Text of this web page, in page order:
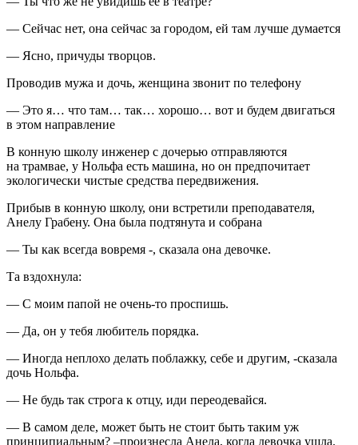
— Сейчас нет, она сейчас за городом, ей там лучше думается
— Ясно, причуды творцов.
Проводив мужа и дочь, женщина звонит по телефону
— Это я… что там… так… хорошо… вот и будем двигаться
в этом направление
В конную школу инженер с дочерью отправляются
на трамвае, у Нольфа есть машина, но он предпочитает
экологически чистые средства передвижения.
Прибыв в конную школу, они встретили преподавателя,
Анелу Грабену. Она была подтянута и собрана
— Ты как всегда вовремя -, сказала она девочке.
Та вздохнула:
— С моим папой не очень-то проспишь.
— Да, он у тебя любитель порядка.
— Иногда неплохо делать поблажку, себе и другим, -сказала
дочь Нольфа.
— Не будь так строга к отцу, иди переодевайся.
— В самом деле, может быть не стоит быть таким уж
принципиальным? –произнесла Анела, когда девочка ушла.